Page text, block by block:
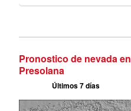
Pronostico de nevada
Presolana
Últimos 7 días